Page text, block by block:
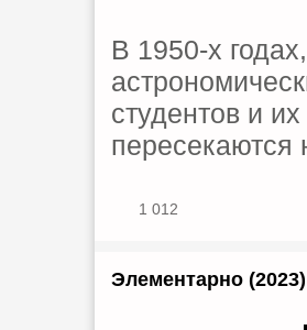
В 1950-х
студентов и
1 012
Элементарно (2023)